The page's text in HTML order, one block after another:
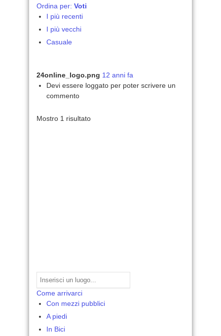
Ordina per: Voti
I più recenti
I più vecchi
Casuale
24online_logo.png 12 anni fa
Devi essere loggato per poter scrivere un
commento
Mostro 1 risultato
Come arrivarci
Con mezzi pubblici
A piedi
In Bici